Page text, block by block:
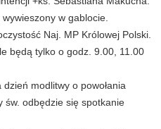
w gablocie.
Naj. MP Królowej Polski.
będą tylko o godz. 9.00, 11.00
modlitwy o powołania
św. odbędzie się spotkanie